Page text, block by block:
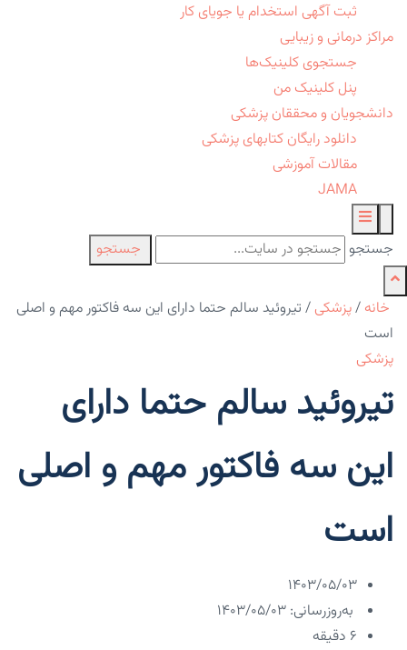
ثبت آگهی استخدام یا جویای کار
مراکز درمانی و زیبایی
جستجوی کلینیک‌ها
پنل کلینیک من
دانشجویان و محققان پزشکی
دانلود رایگان کتابهای پزشکی
مقالات آموزشی
JAMA
جستجو جستجو
خانه /پزشکی / تیروئید سالم حتما دارای این سه فاکتور مهم و اصلی
است
پزشکی
تیروئید سالم حتما دارای
این سه فاکتور مهم و اصلی
است
۱۴۰۳/۰۵/۰۳
به‌روزرسانی: ۱۴۰۳/۰۵/۰۳
6 دقیقه